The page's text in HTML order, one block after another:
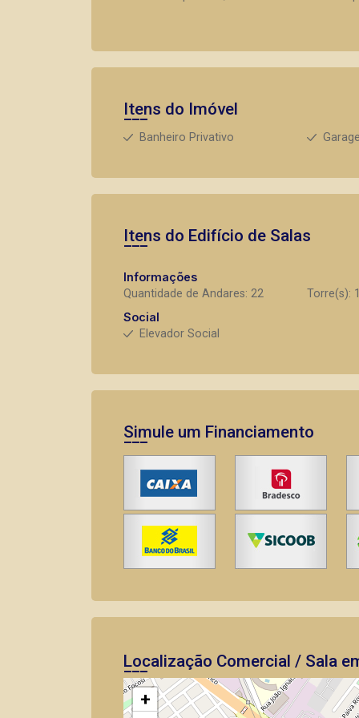
Itens do Imóvel
Banheiro Privativo
Itens do Edifício de Salas
Informações
Quantidade de Andares: 22
Torre(s):
Social
Elevador Social
Simule um Financiamento
Localização Comercial / Sala
+